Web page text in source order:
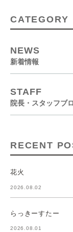
CATEGORY
NEWS
新着情報
STAFF
院長・スタッフブ
RECENT
花火
2026.08.02
らっきーすたー
2026.08.01